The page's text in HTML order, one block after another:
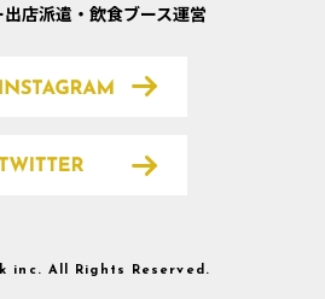
店派遣・飲食ブース運営
inc. All Rights Reserved.